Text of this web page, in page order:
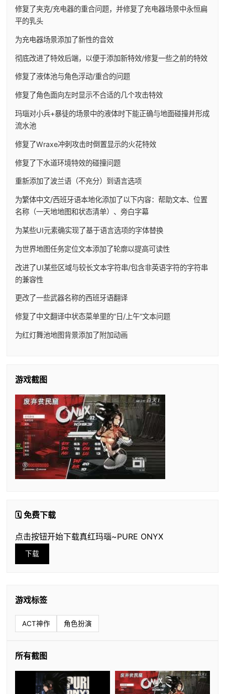
修复了夹克/充电器的重合问题，并修复了充电器场景中永恒扁
平的乳头
为充电器场景添加了新性的音效
彻底改进了特效后端，以便于添加新特效/修复一些之前的特效
修复了液体池与角色浮动/重合的问题
修复了角色面向左时显示不合适的几个攻击特效
玛瑙对小兵+暴徒的场景中的液体时下能正确与地面碰撞并形成
流水池
修复了Wraxe冲刺攻击时倒置显示的火花特效
修复了下水道环境特效的碰撞问题
重新添加了波兰语（不充分）到语言选项
为繁体中文/西班牙语本地化添加了以下内容：帮助文本、位置
名称（一天地地图和状态清单）、旁白字幕
为某些UI元素确实现了基于语言选项的字体替换
为世界地图任务定位文本添加了轮廓以提高可读性
改进了UI某些区域与较长文本字符串/包含非英语字符的字符串
的兼容性
更改了一些武器名称的西班牙语翻译
修复了中文翻译中状态菜单里的”日/上午”文本问题
为红灯舞池地图背景添加了附加动画
游戏截图
🗓️ 免费下载
点击按钮开始下载真红玛瑙~PURE ONYX
下载
游戏标签
ACT神作 角色扮演
所有截图